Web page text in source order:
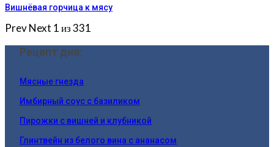
Вишнёвая горчица к мясу
PrevNext 1 из 331
Рецепт дня:
Мясные гнезда
Имбирный соус с базиликом
Пирожки с вишней и клубникой
Глинтвейн из белого вина с ананасом